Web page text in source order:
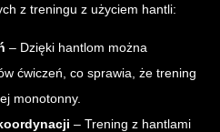
z treningu z użyciem hantli:
– Dzięki hantlom można
ćwiczeń, co sprawia, że trening
monotonny.
– Trening z hantlami